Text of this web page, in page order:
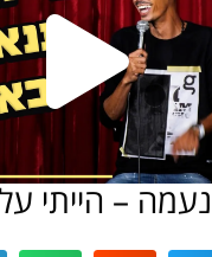
– הייתי